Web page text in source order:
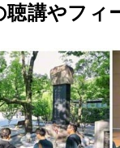
主な行事
友人葬
彼岸
聴講やフィ